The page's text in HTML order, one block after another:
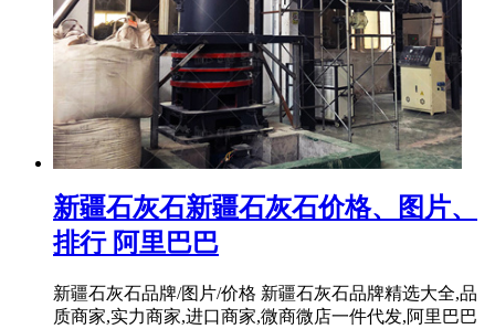
新疆石灰石新疆石灰石价格、图片、
排行 阿里巴巴
新疆石灰石品牌/图片/价格 新疆石灰石品牌精选大全,品
质商家,实力商家,进口商家,微商微店一件代发,阿里巴巴